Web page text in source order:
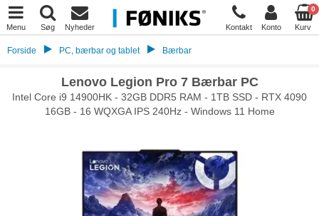
Menu Søg Nyheder Kontakt Konto
0
Kurv
Forside PC, bærbar og tablet Bærbar
Lenovo Legion Pro 7 Bærbar PC
Intel Core i9 14900HK - 32GB DDR5 RAM - 1TB SSD - RTX 4090
16GB - 16 WQXGA IPS 240Hz - Windows 11 Home